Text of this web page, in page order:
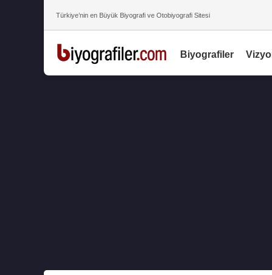
Türkiye’nin en Büyük Biyografi ve Otobiyografi Sitesi
Biyografiler